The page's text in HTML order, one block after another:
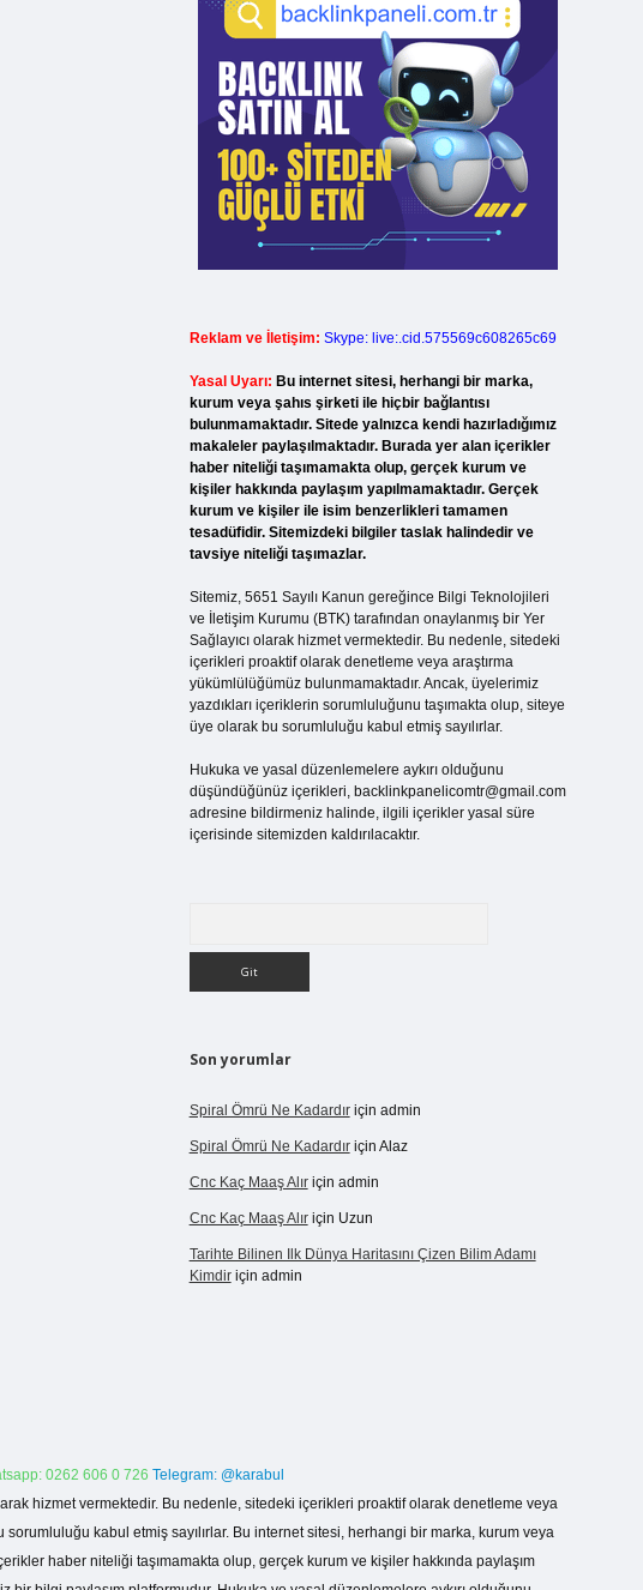
Reklam ve İletişim: Skype: live:.cid.575569c608265c69
Yasal Uyarı: Bu internet sitesi, herhangi bir marka,
kurum veya şahıs şirketi ile hiçbir bağlantısı
bulunmamaktadır. Sitede yalnızca kendi hazırladığımız
makaleler paylaşılmaktadır. Burada yer alan içerikler
haber niteliği taşımamakta olup, gerçek kurum ve
kişiler hakkında paylaşım yapılmamaktadır. Gerçek
kurum ve kişiler ile isim benzerlikleri tamamen
tesadüfidir. Sitemizdeki bilgiler taslak halindedir ve
tavsiye niteliği taşımazlar.
Sitemiz, 5651 Sayılı Kanun gereğince Bilgi Teknolojileri
ve İletişim Kurumu (BTK) tarafından onaylanmış bir Yer
Sağlayıcı olarak hizmet vermektedir. Bu nedenle, sitedeki
içerikleri proaktif olarak denetleme veya araştırma
yükümlülüğümüz bulunmamaktadır. Ancak, üyelerimiz
yazdıkları içeriklerin sorumluluğunu taşımakta olup, siteye
üye olarak bu sorumluluğu kabul etmiş sayılırlar.
Hukuka ve yasal düzenlemelere aykırı olduğunu
düşündüğünüz içerikleri, backlinkpanelicomtr@gmail.com
adresine bildirmeniz halinde, ilgili içerikler yasal süre
içerisinde sitemizden kaldırılacaktır.
Son yorumlar
Spiral Ömrü Ne Kadardıriçin admin
Spiral Ömrü Ne Kadardıriçin Alaz
Cnc Kaç Maaş Alıriçin admin
Cnc Kaç Maaş Alıriçin Uzun
Tarihte Bilinen Ilk Dünya Haritasını Çizen Bilim Adamı
Kimdiriçin admin
0262 606 0 726 Telegram: @karabul
hizmet vermektedir. Bu nedenle, sitedeki içerikleri proaktif olarak denetleme veya
kabul etmiş sayılırlar. Bu internet sitesi, herhangi bir marka, kurum veya
haber niteliği taşımamakta olup, gerçek kurum ve kişiler hakkında paylaşım